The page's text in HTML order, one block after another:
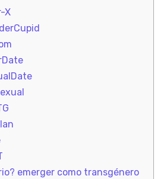
X
emerger como transgénero